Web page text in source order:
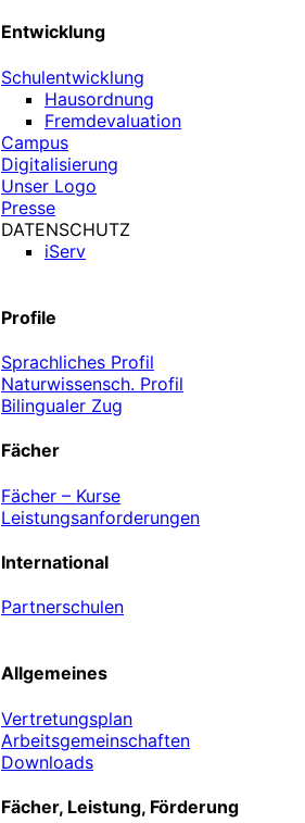
Entwicklung
Schulentwicklung
Hausordnung
Fremdevaluation
Campus
Digitalisierung
Unser Logo
Presse
DATENSCHUTZ
iServ
Profile
Sprachliches Profil
Naturwissensch. Profil
Bilingualer Zug
Fächer
Fächer – Kurse
Leistungsanforderungen
International
Partnerschulen
Allgemeines
Vertretungsplan
Arbeitsgemeinschaften
Downloads
Fächer, Leistung, Förderung